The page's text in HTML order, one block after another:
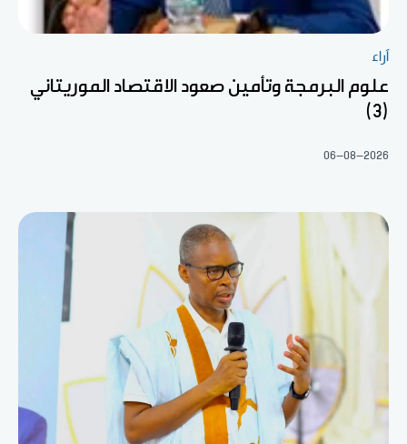
آراء
علوم البرمجة وتأمين صعود الاقتصاد الموريتاني
(3)
06-08-2026